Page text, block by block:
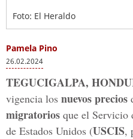
Foto: El Heraldo
Pamela Pino
26.02.2024
TEGUCIGALPA,
vigencia los nuevos precios
migratorios que el Servicio
de Estados Unidos (USCIS,